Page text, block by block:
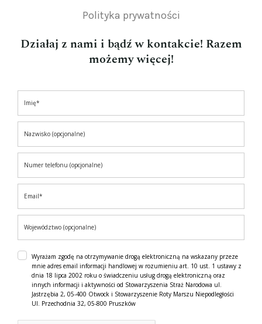
Polityka prywatności
Działaj z nami i bądź w kontakcie! Razem
możemy więcej!
Wyrażam zgodę na otrzymywanie drogą elektroniczną na wskazany przeze
mnie adres email informacji handlowej w rozumieniu art. 10 ust. 1 ustawy z
dnia 18 lipca 2002 roku o świadczeniu usług drogą elektroniczną oraz
innych informacji i aktywności od Stowarzyszenia Straż Narodowa ul.
Jastrzębia 2, 05-400 Otwock i Stowarzyszenie Roty Marszu Niepodległości
Ul. Przechodnia 32, 05-800 Pruszków